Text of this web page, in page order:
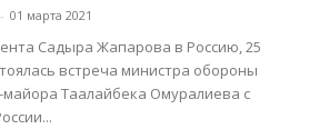
- 01 марта 2021
Садыра Жапарова в Россию, 25
встреча министра обороны
майора Таалайбека Омуралиева с